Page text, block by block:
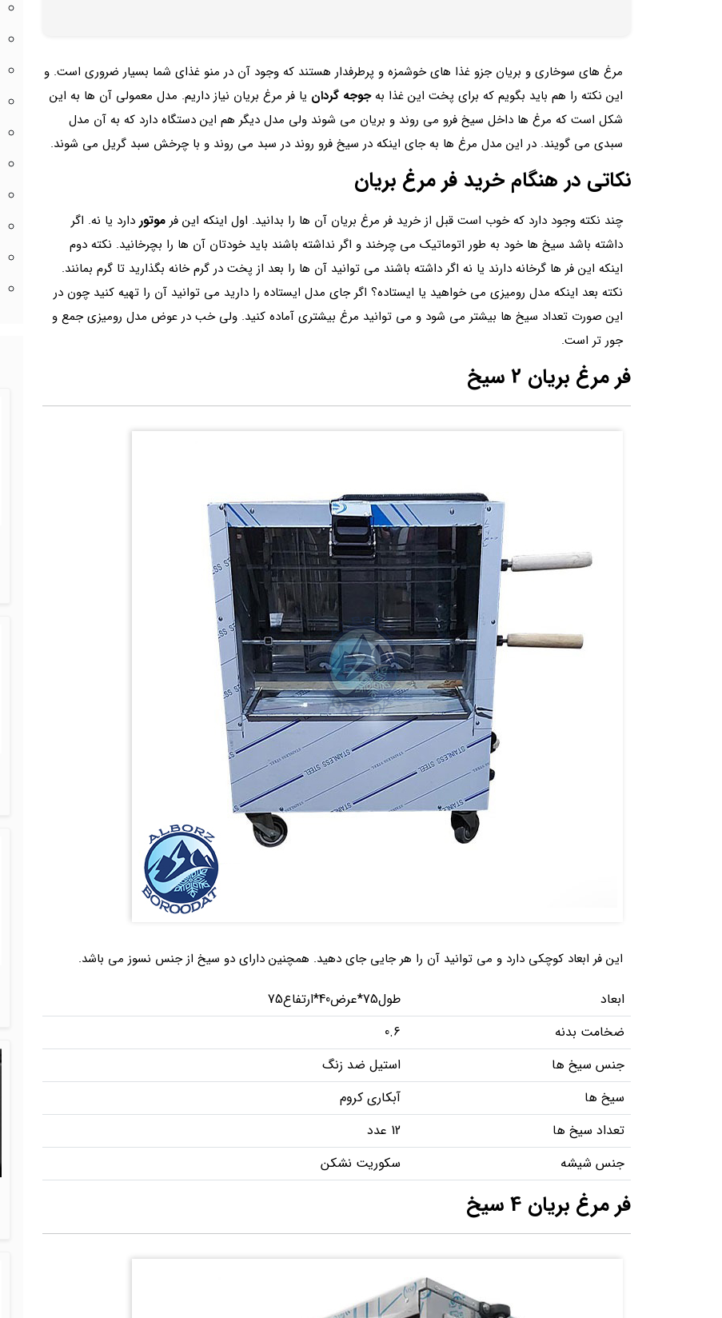
مرغ های سوخاری و بریان جزو غذا های خوشمزه و پرطرفدار هستند که وجود آن در منو غذای شما بسیار ضروری است. و
این نکته را هم باید بگویم که برای پخت این غذا بهجوجه گردان یا فر مرغ بریان نیاز داریم. مدل معمولی آن ها به این
شکل است که مرغ ها داخل سیخ فرو می روند و بریان می شوند ولی مدل دیگر هم این دستگاه دارد که به آن مدل
سبدی می گویند. در این مدل مرغ ها به جای اینکه در سیخ فرو روند در سبد می روند و با چرخش سبد گریل می شوند.
نکاتی در هنگام خرید فر مرغ بریان
چند نکته وجود دارد که خوب است قبل از خرید فر مرغ بریان آن ها را بدانید. اول اینکه این فر موتور دارد یا نه. اگر
داشته باشد سیخ ها خود به طور اتوماتیک می چرخند و اگر نداشته باشند باید خودتان آن ها را بچرخانید. نکته دوم
اینکه این فر ها گرخانه دارند یا نه اگر داشته باشند می توانید آن ها را بعد از پخت در گرم خانه بگذارید تا گرم بمانند.
نکته بعد اینکه مدل رومیزی می خواهید یا ایستاده؟ اگر جای مدل ایستاده را دارید می توانید آن را تهیه کنید چون در
این صورت تعداد سیخ ها بیشتر می شود و می توانید مرغ بیشتری آماده کنید. ولی خب در عوض مدل رومیزی جمع و
جور تر است.
فر مرغ بریان 2 سیخ
این فر ابعاد کوچکی دارد و می توانید آن را هر جایی جای دهید. همچنین دارای دو سیخ از جنس نسوز می باشد.
ابعاد
طول75*عرض40*ارتفاع75
ضخامت بدنه
0.6
جنس سیخ ها
استیل ضد زنگ
سیخ ها
آبکاری کروم
تعداد سیخ ها
12 عدد
جنس شیشه
سکوریت نشکن
فر مرغ بریان 4 سیخ